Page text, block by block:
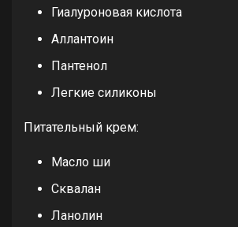
Гиалуроновая кислота
Аллантоин
Пантенол
Легкие силиконы
Питательный крем:
Масло ши
Сквалан
Ланолин